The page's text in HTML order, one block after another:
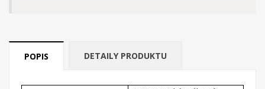
POPIS DETAILY PRODUKTU